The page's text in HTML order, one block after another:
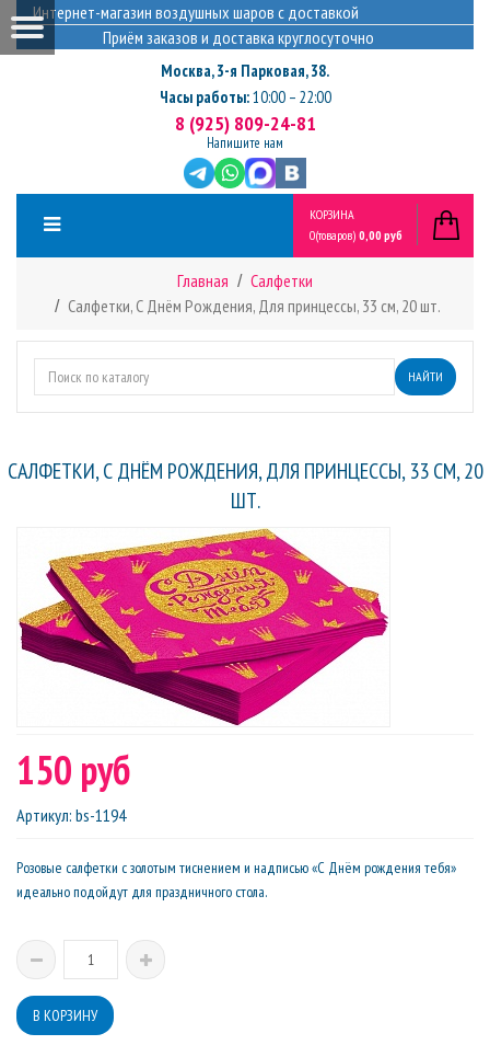
Интернет-магазин воздушных шаров с доставкой
Приём заказов и доставка круглосуточно
Москва,3-я Парковая, 38.
Часы работы:10:00 – 22:00
8 (925) 809-24-81
Напишите нам
КОРЗИНА
0(товаров) 0,00 руб
Главная
Салфетки
Салфетки, С Днём Рождения, Для принцессы, 33 см, 20 шт.
НАЙТИ
САЛФЕТКИ, С ДНЁМ РОЖДЕНИЯ, ДЛЯ ПРИНЦЕССЫ, 33 СМ, 20
ШТ.
150 руб
Артикул: bs-1194
Розовые салфетки с золотым тиснением и надписью «С Днём рождения тебя»
идеально подойдут для праздничного стола.